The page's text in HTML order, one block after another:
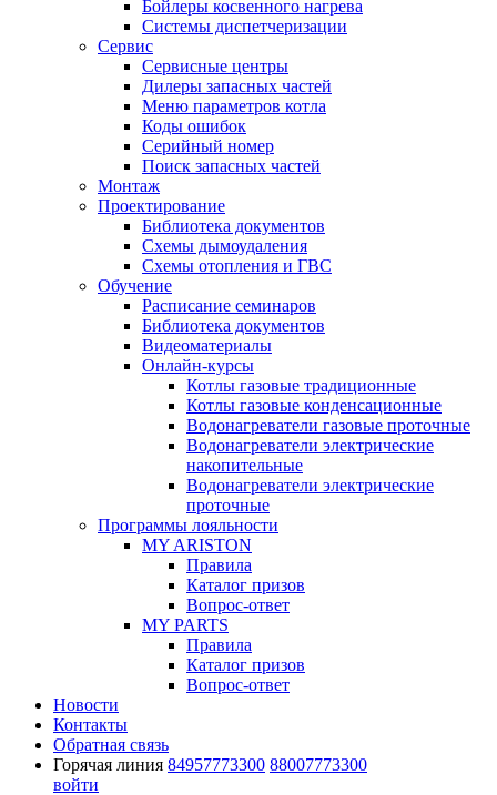
Бойлеры косвенного нагрева
Системы диспетчеризации
Сервис
Сервисные центры
Дилеры запасных частей
Меню параметров котла
Коды ошибок
Серийный номер
Поиск запасных частей
Монтаж
Проектирование
Библиотека документов
Схемы дымоудаления
Схемы отопления и ГВС
Обучение
Расписание семинаров
Библиотека документов
Видеоматериалы
Онлайн-курсы
Котлы газовые традиционные
Котлы газовые конденсационные
Водонагреватели газовые проточные
Водонагреватели электрические
накопительные
Водонагреватели электрические
проточные
Программы лояльности
MY ARISTON
Правила
Каталог призов
Вопрос-ответ
MY PARTS
Правила
Каталог призов
Вопрос-ответ
Новости
Контакты
Обратная связь
Горячая линия 84957773300 88007773300
войти